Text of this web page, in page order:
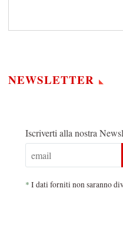
NEWSLETTER
Iscriverti alla nostra
* I dati forniti non saranno